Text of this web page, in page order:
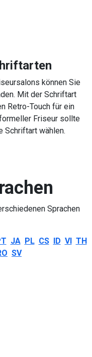
können Sie
Mit der Schriftart
Retro-Touch für ein
Friseur sollte
Schriftart wählen.
Sprachen
JA PL CS ID VI TH
SV